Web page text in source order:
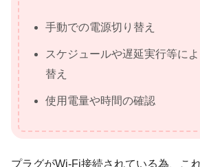
手動での電源切り替え
スケジュールや遅延実行等に
替え
使用電量や時間の確認
プラグがWi-Fi接続されている為、こ